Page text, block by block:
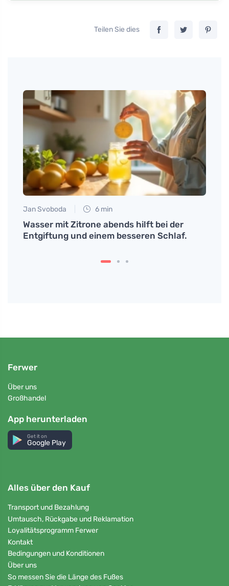
Teilen Sie dies
Jan Svoboda 6 min
Wasser mit Zitrone abends hilft bei der
Entgiftung und einem besseren Schlaf.
Ferwer
Über uns
Großhandel
App herunterladen
Get it on
Google Play
Alles über den Kauf
Transport und Bezahlung
Umtausch, Rückgabe und Reklamation
Loyalitätsprogramm Ferwer
Kontakt
Bedingungen und Konditionen
Über uns
So messen Sie die Länge des Fußes